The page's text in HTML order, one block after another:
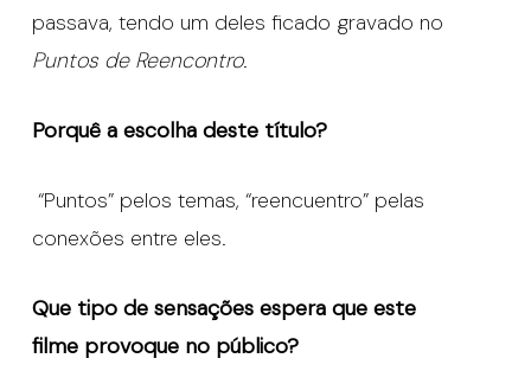
passava, tendo um deles ficado gravado no
Puntos de Reencontro.
Porquê a escolha deste título?
“Puntos” pelos temas, “reencuentro” pelas
conexões entre eles.
Que tipo de sensações espera que este
filme provoque no público?